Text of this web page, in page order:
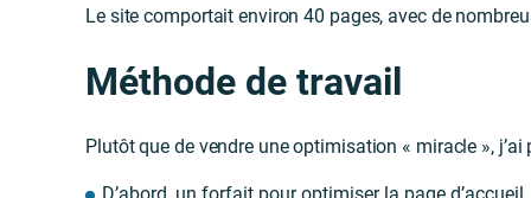
Le site comportait environ 40 pages, avec de
Méthode de travail
Plutôt que de vendre une optimisation « miracle »,